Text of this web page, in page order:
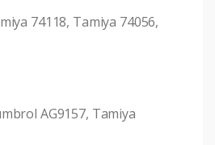
74118, Tamiya 74056,
AG9157, Tamiya